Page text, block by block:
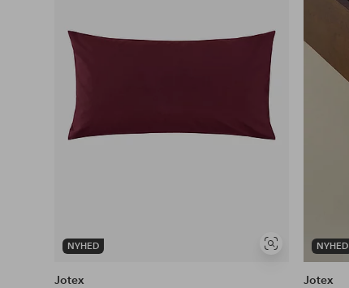
NYHED
Se
Jotex
NYHED
Jotex